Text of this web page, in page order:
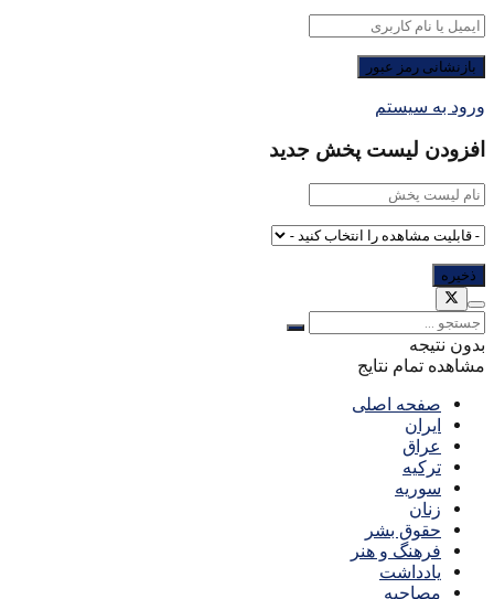
ورود به سیستم
افزودن لیست پخش جدید
بدون نتیجه
مشاهده تمام نتایج
صفحه اصلی
ایران
عراق
ترکیه
سوریه
زنان
حقوق بشر
فرهنگ و هنر
یادداشت
مصاحبه